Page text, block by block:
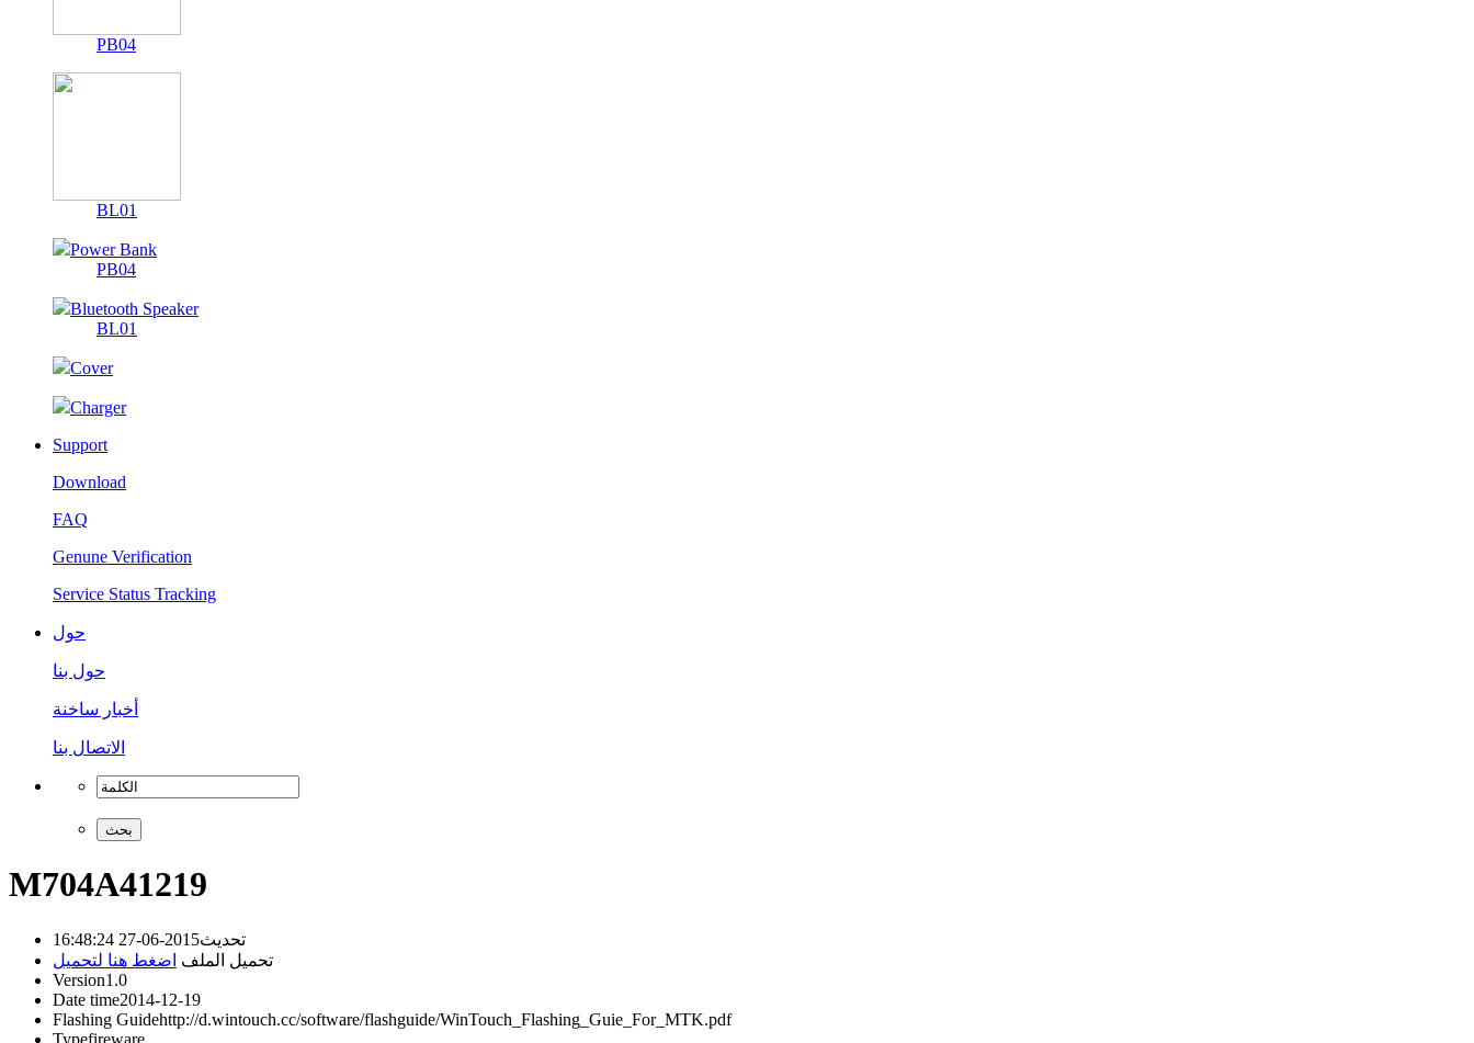
PB04
BL01
Power Bank
PB04
Bluetooth Speaker
BL01
Cover
Charger
Support
Download
FAQ
Genune Verification
Service Status Tracking
حول
حول بنا
أخبار ساخنة
الاتصال بنا
M704A41219
تحديث2015-06-27 16:48:24
تحميل الملف اضغط هنا لتحميل
Version1.0
Date time2014-12-19
Flashing Guidehttp://d.wintouch.cc/software/flashguide/WinTouch_Flashing_Guie_For_MTK.pdf
Typefireware